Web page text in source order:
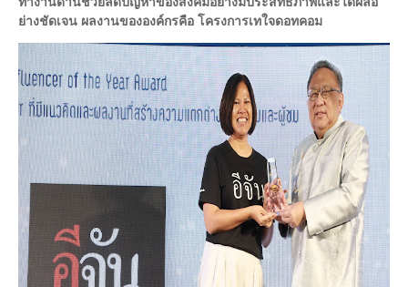
ย่างชัดเจน ผลงานขององค์กรคือ โครงการเทใจดอทคอม